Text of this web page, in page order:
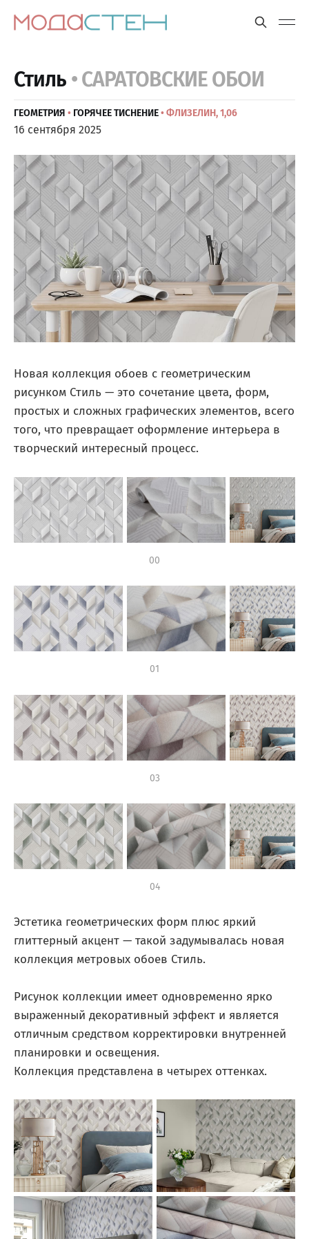
Стиль • САРАТОВСКИЕ ОБОИ
ГЕОМЕТРИЯ • ГОРЯЧЕЕ ТИСНЕНИЕ• ФЛИЗЕЛИН, 1,06
16 сентября 2025
Новая коллекция обоев с геометрическим
рисунком Стиль — это сочетание цвета, форм,
простых и сложных графических элементов, всего
того, что превращает оформление интерьера в
творческий интересный процесс.
00
01
03
04
Эстетика геометрических форм плюс яркий
глиттерный акцент — такой задумывалась новая
коллекция метровых обоев Стиль.
Рисунок коллекции имеет одновременно ярко
выраженный декоративный эффект и является
отличным средством корректировки внутренней
планировки и освещения.
Коллекция представлена в четырех оттенках.